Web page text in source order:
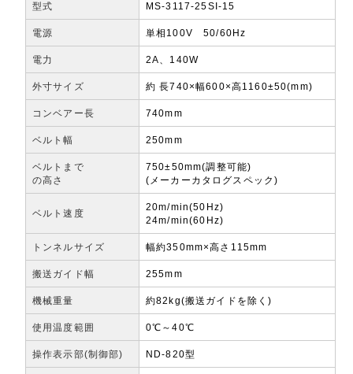
型式 MS-3117-25SI-15
電源 単相100V 50/60Hz
電力 2A、140W
外寸サイズ 約 長740×幅600×高1160±50(mm)
コンベアー長 740mm
ベルト幅 250mm
ベルトまで
の高さ
750±50mm(調整可能)
(メーカーカタログスペック)
ベルト速度
20m/min(50Hz)
24m/min(60Hz)
トンネルサイズ 幅約350mm×高さ115mm
搬送ガイド幅 255mm
機械重量 約82kg(搬送ガイドを除く)
使用温度範囲 0℃～40℃
操作表示部(制御部) ND-820型